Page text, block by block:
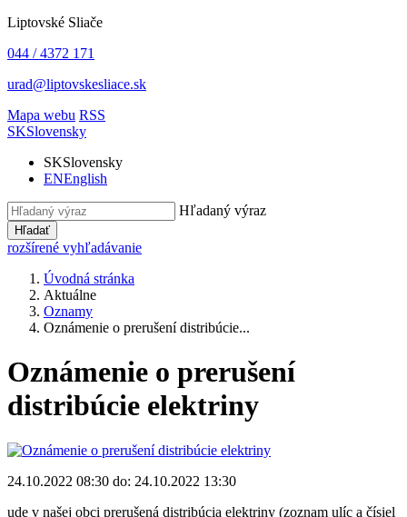
Liptovské Sliače
044 / 4372 171
urad@liptovskesliace.sk
Mapa webu RSS
SKSlovensky
SKSlovensky
ENEnglish
Hľadaný výraz
Hľadať
rozšírené vyhľadávanie
Úvodná stránka
Aktuálne
Oznamy
Oznámenie o prerušení distribúcie...
Oznámenie o prerušení
distribúcie elektriny
24.10.2022 08:30 do: 24.10.2022 13:30
ude v našej obci prerušená distribúcia elektriny (zoznam ulíc a čísiel